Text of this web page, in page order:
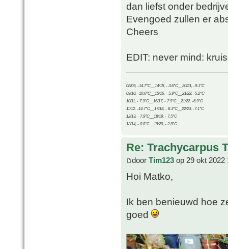
dan liefst onder
Evengoed zullen er
Cheers
EDIT: never mind:
08/09, -14.7°C__14/15, - 3.6°C__20/21, -9.1°C
09/10, -10.0°C__15/16, - 5.9°C__21/22, -5.2°C
10/11, - 7.9°C__16/17, - 7.9°C__21/22, -6.9°C
11/12, -14.7°C__17/18, - 8.3°C__22/23, -7.1°C
12/13, - 7.9°C__18/19, - 7.5°C
13/14, - 0.8°C__19/20, - 2.8°C
Re: Trachycarpus
door Tim123 op 29 okt 2022
Hoi Matko,
Ik ben benieuwd hoe
goed